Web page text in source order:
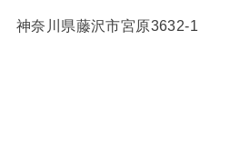
神奈川県藤沢市宮原3632-1